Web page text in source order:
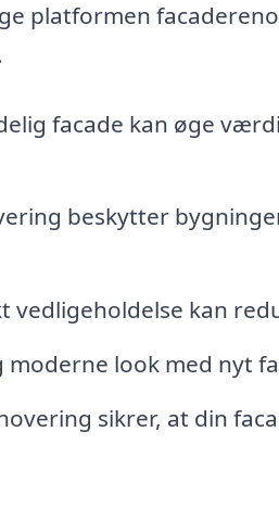
platformen
facade kan øge
beskytter
vedligeholdelse kan
moderne look med nyt
sikrer, at din